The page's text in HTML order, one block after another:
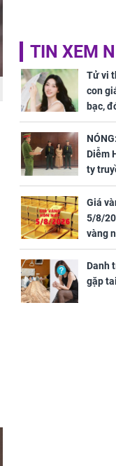
TIN XEM
Tử vi
con
bạc,
- Mão
bạc
Diễm
ty
Giá
5/8/
vàng
Danh
gặp